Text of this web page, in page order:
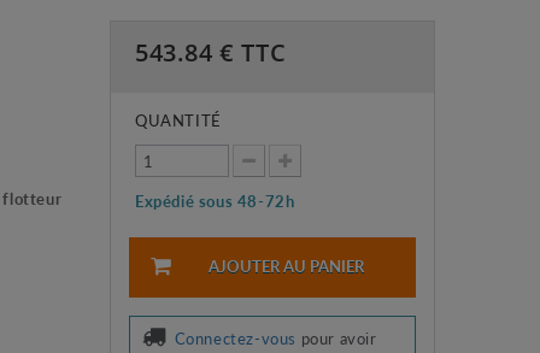
flotteur
543.84 € TTC
QUANTITÉ
Expédié sous 48-72h
AJOUTER AU PANIER
Connectez-vous pour avoir